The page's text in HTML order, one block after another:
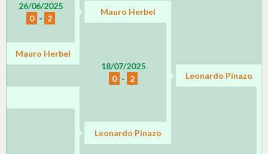
26/06/2025
0 - 2
Mauro Herbel
18/07/2025
0 - 2
Mauro Herbel
Leonardo Pinazo
Leonardo Pinazo